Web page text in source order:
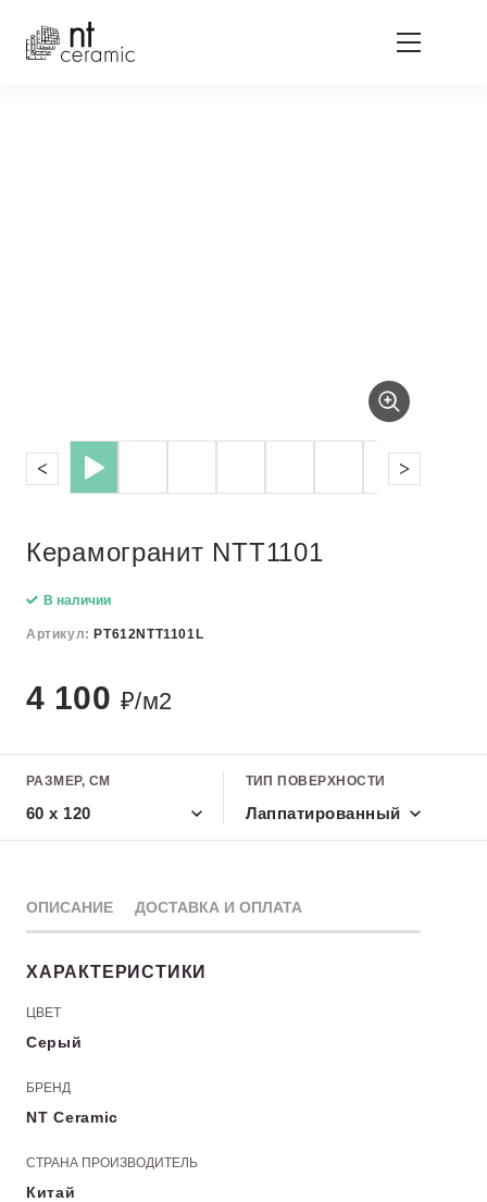
Керамогранит NTT1101
В наличии
Артикул: PT612NTT1101L
4 100 ₽/м2
РАЗМЕР, СМ
60 x 120
ТИП ПОВЕРХНОСТИ
Лаппатированный
ОПИСАНИЕ ДОСТАВКА И ОПЛАТА
ХАРАКТЕРИСТИКИ
ЦВЕТ
Серый
БРЕНД
NT Ceramic
СТРАНА ПРОИЗВОДИТЕЛЬ
Китай